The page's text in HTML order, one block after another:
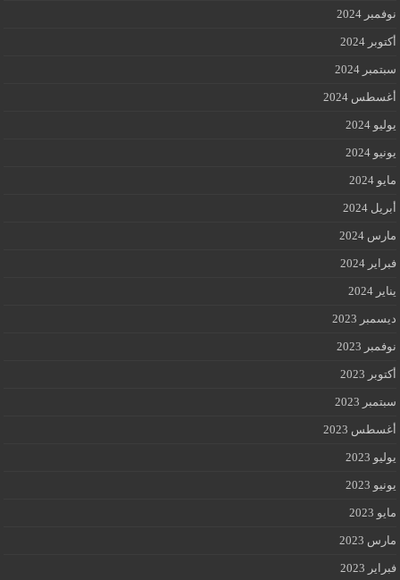
نوفمبر 2024
أكتوبر 2024
سبتمبر 2024
أغسطس 2024
يوليو 2024
يونيو 2024
مايو 2024
أبريل 2024
مارس 2024
فبراير 2024
يناير 2024
ديسمبر 2023
نوفمبر 2023
أكتوبر 2023
سبتمبر 2023
أغسطس 2023
يوليو 2023
يونيو 2023
مايو 2023
مارس 2023
فبراير 2023